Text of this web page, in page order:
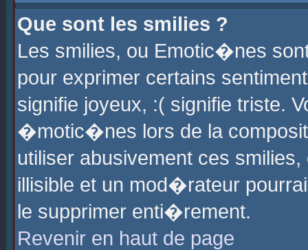
Que sont les smilies ?
Les smilies, ou Emotic�nes
pour exprimer certains
signifie joyeux, :( signifie triste.
�motic�nes lors de la
utiliser abusivement ces
illisible et un mod�rateur
le supprimer enti�rement.
Revenir en haut de page